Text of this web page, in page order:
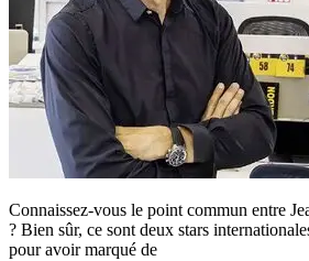
Connaissez-vous le point commun entre
? Bien sûr, ce sont deux stars
pour avoir marqué de